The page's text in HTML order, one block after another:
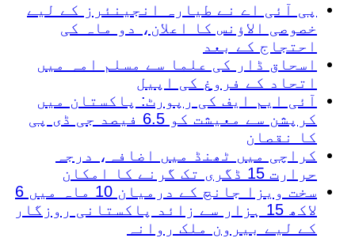
پی آئی اے نے طیارہ انجینئرز کے لیے
خصوصی الاؤنس کا اعلان، دو ماہ کی
احتجاج کے بعد
اسحاق ڈار کی علما سے مسلم امہ میں
اتحاد کے فروغ کی اپیل
آئی ایم ایف کی رپورٹ: پاکستان میں
کرپشن سے معیشت کو 6.5 فیصد جی ڈی پی
کا نقصان
کراچی میں ٹھنڈ میں اضافہ، درجہ
حرارت 15 ڈگری تک گرنے کا امکان
سخت ویزا جانچ کے درمیان 10 ماہ میں 6
لاکھ 15 ہزار سے زائد پاکستانی روزگار
کے لیے بیرون ملک روانہ